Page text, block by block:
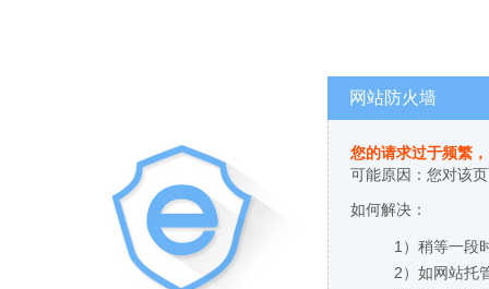
网站防火墙
您的请求过于频繁
可能原因：您对该
如何解决：
1）稍等一段
2）如网站托